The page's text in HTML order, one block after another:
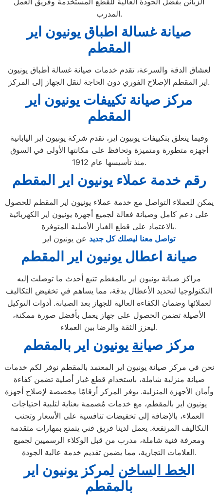
المدرب.
صيانة غسالة اطباق يونيون اير
المقطم
لعشاق الدقة والسرعة، تقدم خدمات صيانة غسالة أطباق يونيون
اير المقطم الإصلاح الفوري دون الحاجة لنقل الجهاز إلى المركز.
مركز صيانة تكييفات يونيون اير
المقطم
وفيما يتعلق بتكييفات يونيون اير، تقدم شركة يونيون اير اليابانية
أجهزة متطورة ومتميزة وتحافظ على مكانتها الأولى في السوق
منذ تأسيسها عام 1912.
رقم خدمة عملاء يونيون اير المقطم
يمكن للعملاء التواصل مع خدمة عملاء يونيون اير المقطم للحصول
على دعم كامل وصيانة فعالة لجميع أجهزة يونيون اير الكهربائية
بالاعتماد على قطع الغيار الأصلية المتوفرة.
تواصل معنا ليصلك كل جديد عن يونيون اير
صيانة اعطال يونيون اير المقطم
مراكز صيانة يونيون اير بالمقطم تتبع أحدث ما توصلت إليه
التكنولوجيا لتحديد الأعطال بدقة، مما يساهم في تخفيض التكاليف
لعملائها وضمان الكفاءة العالية للجهاز بعد الصيانة. أدوات التوكيل
الأصيلة تضمن الحصول على جهاز يعمل بأفضل صورة ممكنة،
ليعزز الثقة والرضا بين العملاء.
مركز صيانة يونيون اير بالمقطم
نحن في مركز صيانة يونيون اير المعتمد بالمقطم نوفر لكم خدمات
صيانة منزلية شاملة، باستخدام قطع غيار أصلية تضمن كفاءة
وأمان الأجهزة المنزلية. يوفر المركز أرقامًا مخصصة لإصلاح أجهزة
يونيون اير بالمقطم، مع خدمات مُصممة بعناية لتلبية احتياجات
العملاء، بالإضافة إلى تخفيضات تنافسية على الأسعار وتجنب
التكاليف المرتفعة. يعمل لدينا فريق فني يتمتع بمهارات متقدمة
ومعرفة فنية شاملة، مدرب من قبل الوكلاء الرسميين لجميع
العلامات التجارية، مما يضمن تقديم خدمة عالية الجودة.
الخط ا لساخن لمركز يونيون اير
بالمقطم